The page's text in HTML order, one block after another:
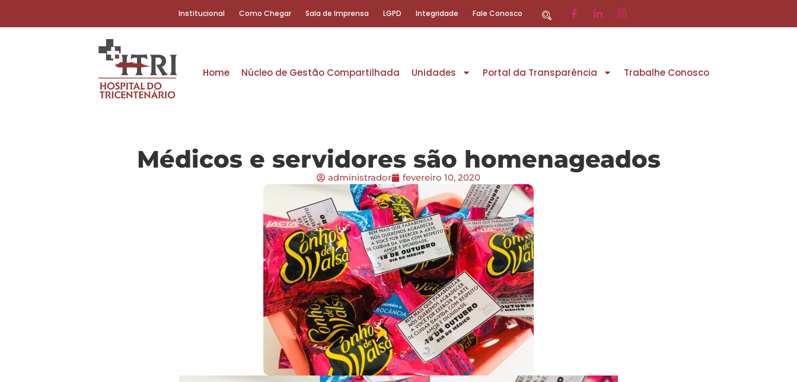
Institucional Como Chegar Sala de Imprensa LGPD Integridade Fale Conosco
Home Núcleo de Gestão Compartilhada Unidades Portal da Transparência Trabalhe Conosco
Médicos e servidores são homenageados
administrador fevereiro 10, 2020